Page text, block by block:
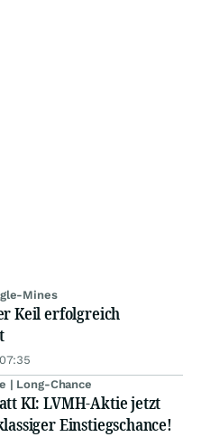
Mines
Keil erfolgreich
| Long-Chance
KI: LVMH-Aktie jetzt
Einstiegschance!